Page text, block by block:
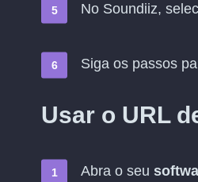
No Soundiiz,
Siga os passos
Usar o URL
Abra o seu